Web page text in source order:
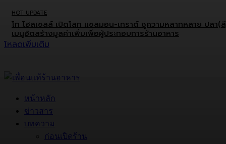
HOT UPDATE
โก โฮลเซลล์ เปิดโลก แซลมอน-เทราต์ ชูความหลากหลาย ปลา(
เมนูฮิตสร้างมูลค่าเพิ่มเพื่อผู้ประกอบการร้านอาหาร
โหลดเพิ่มเติม
หน้าหลัก
ข่าวสาร
บทความ
ก่อนเปิดร้าน